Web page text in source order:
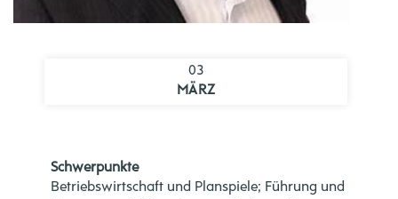
03
MÄRZ
Schwerpunkte
Betriebswirtschaft und Planspiele; Führung und